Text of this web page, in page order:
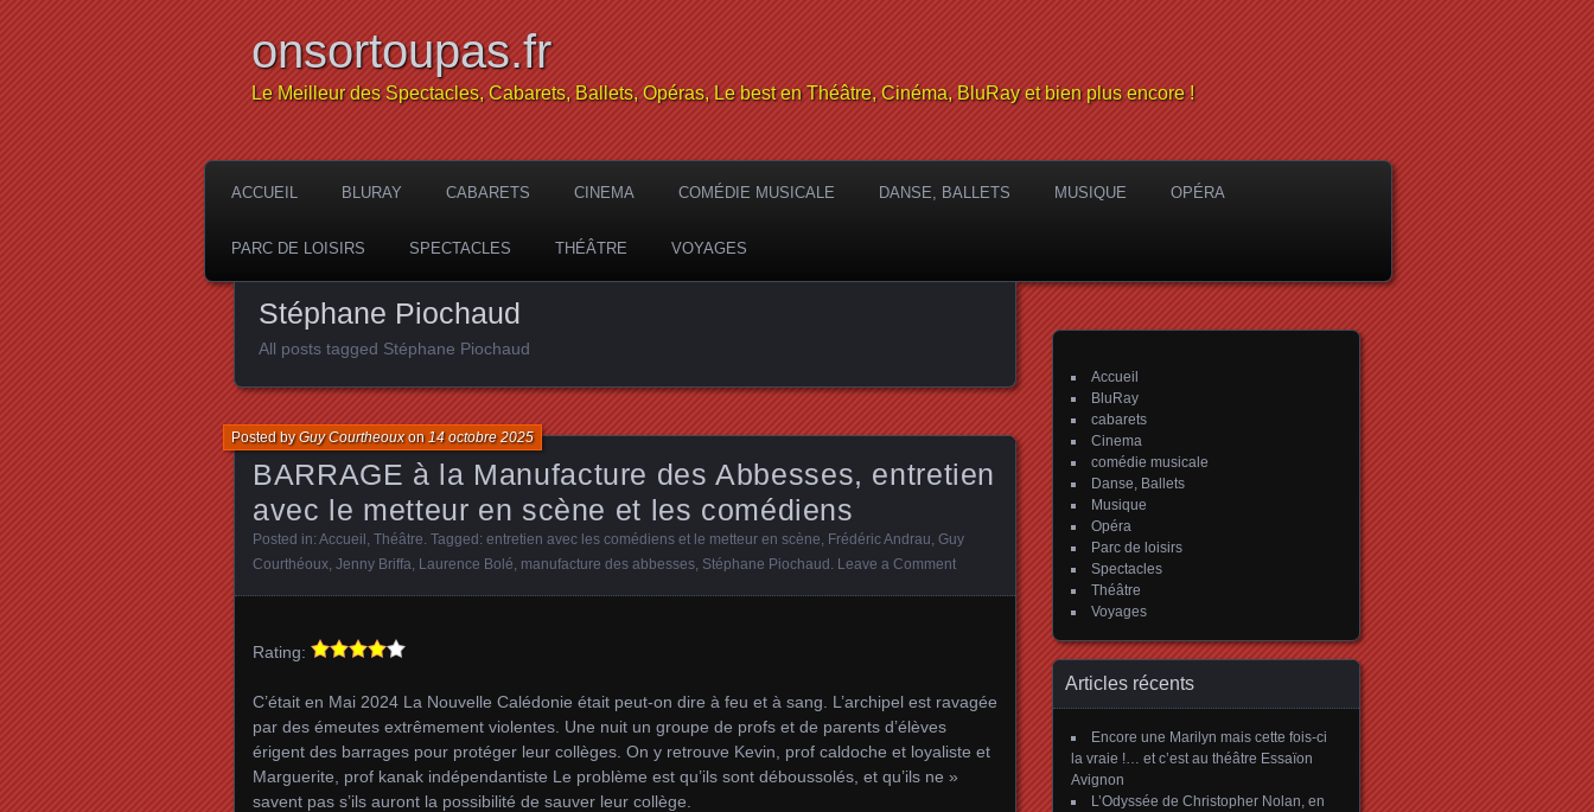
onsortoupas.fr
Le Meilleur des Spectacles, Cabarets, Ballets, Opéras, Le best en Théâtre, Cinéma, BluRay et bien plus encore !
ACCUEIL BLURAY CABARETS CINEMA COMÉDIE MUSICALE DANSE, BALLETS MUSIQUE OPÉRA
PARC DE LOISIRS SPECTACLES THÉÂTRE VOYAGES
Stéphane Piochaud
All posts tagged Stéphane Piochaud
BARRAGE à la Manufacture des Abbesses, entretien
avec le metteur en scène et les comédiens
Posted byGuy Courtheouxon 14 octobre 2025
Posted in: Accueil Théâtre . Tagged: entretien avec les comédiens et le metteur en scène Frédéric Andrau Guy
Courthéoux Jenny Briffa Laurence Bolé manufacture des abbesses Stéphane Piochaud Leave a Comment
Rating:
C’était en Mai 2024 La Nouvelle Calédonie était peut-on dire à feu et à sang. L’archipel est ravagée
par des émeutes extrêmement violentes. Une nuit un groupe de profs et de parents d’élèves
érigent des barrages pour protéger leur collèges. On y retrouve Kevin, prof caldoche et loyaliste et
Marguerite, prof kanak indépendantiste Le problème est qu’ils sont déboussolés, et qu’ils ne »
savent pas s’ils auront la possibilité de sauver leur collège.
Accueil
BluRay
cabarets
Cinema
comédie musicale
Danse, Ballets
Musique
Opéra
Parc de loisirs
Spectacles
Théâtre
Voyages
Articles récents
Encore une Marilyn mais cette fois-ci
la vraie !… et c’est au théâtre Essaïon
Avignon
L’Odyssée de Christopher Nolan, en